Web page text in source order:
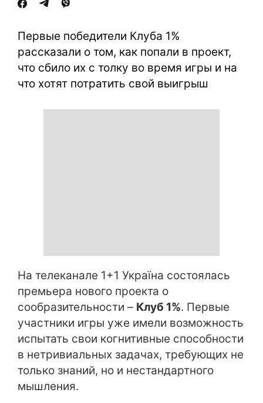
Первые победители Клуба 1%
рассказали о том, как попали в проект,
что сбило их с толку во время игры и на
что хотят потратить свой выигрыш
На телеканале 1+1 Україна состоялась
премьера нового проекта о
сообразительности – Клуб 1%. Первые
участники игры уже имели возможность
испытать свои когнитивные способности
в нетривиальных задачах, требующих не
только знаний, но и нестандартного
мышления.